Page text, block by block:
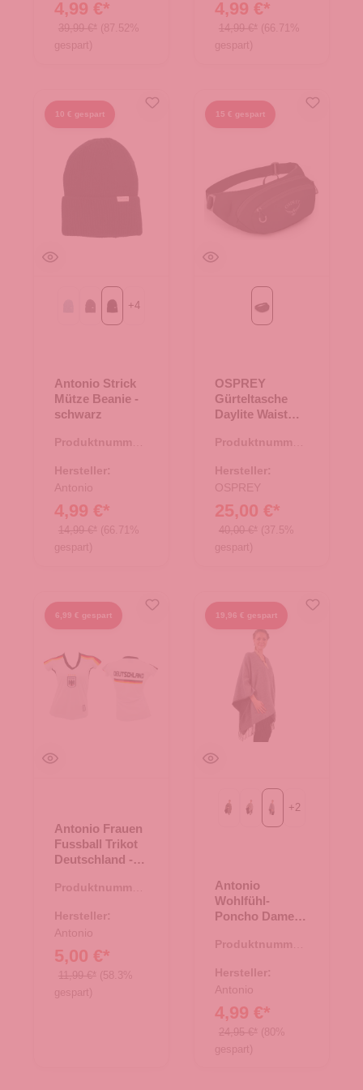
4,99 €*
39,99 €* (87.52%
gespart)
4,99 €*
14,99 €* (66.71%
gespart)
10 € gespart
blau dunkelgrau
schwarz
+4
Antonio Strick
Mütze Beanie -
schwarz
Produktnummer:
Hersteller:
Antonio
4,99 €*
14,99 €* (66.71%
gespart)
15 € gespart
Black
OSPREY
Gürteltasche
Daylite Waist
Produktnummer:
Hersteller:
OSPREY
25,00 €*
40,00 €* (37.5%
gespart)
6,99 € gespart
Antonio Frauen
Fussball Trikot
Deutschland -
Produktnummer:
Hersteller:
Antonio
5,00 €*
11,99 €* (58.3%
gespart)
19,96 € gespart
Taupebeigegrau
+2
Antonio
Wohlfühl-
Poncho Damen
Produktnummer:
Hersteller:
Antonio
4,99 €*
24,95 €* (80%
gespart)